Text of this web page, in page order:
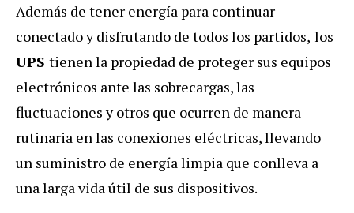
Además de tener energía para continuar
conectado y disfrutando de todos los partidos, los
UPS tienen la propiedad de proteger sus equipos
electrónicos ante las sobrecargas, las
fluctuaciones y otros que ocurren de manera
rutinaria en las conexiones eléctricas, llevando
un suministro de energía limpia que conlleva a
una larga vida útil de sus dispositivos.